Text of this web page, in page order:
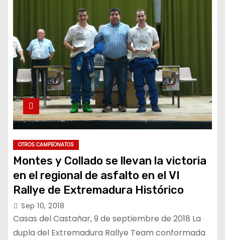
OTROS CAMPEONATOS
Montes y Collado se llevan la victoria
en el regional de asfalto en el VI
Rallye de Extremadura Histórico
Sep 10, 2018
Casas del Castañar, 9 de septiembre de 2018 La
dupla del Extremadura Rallye Team conformada